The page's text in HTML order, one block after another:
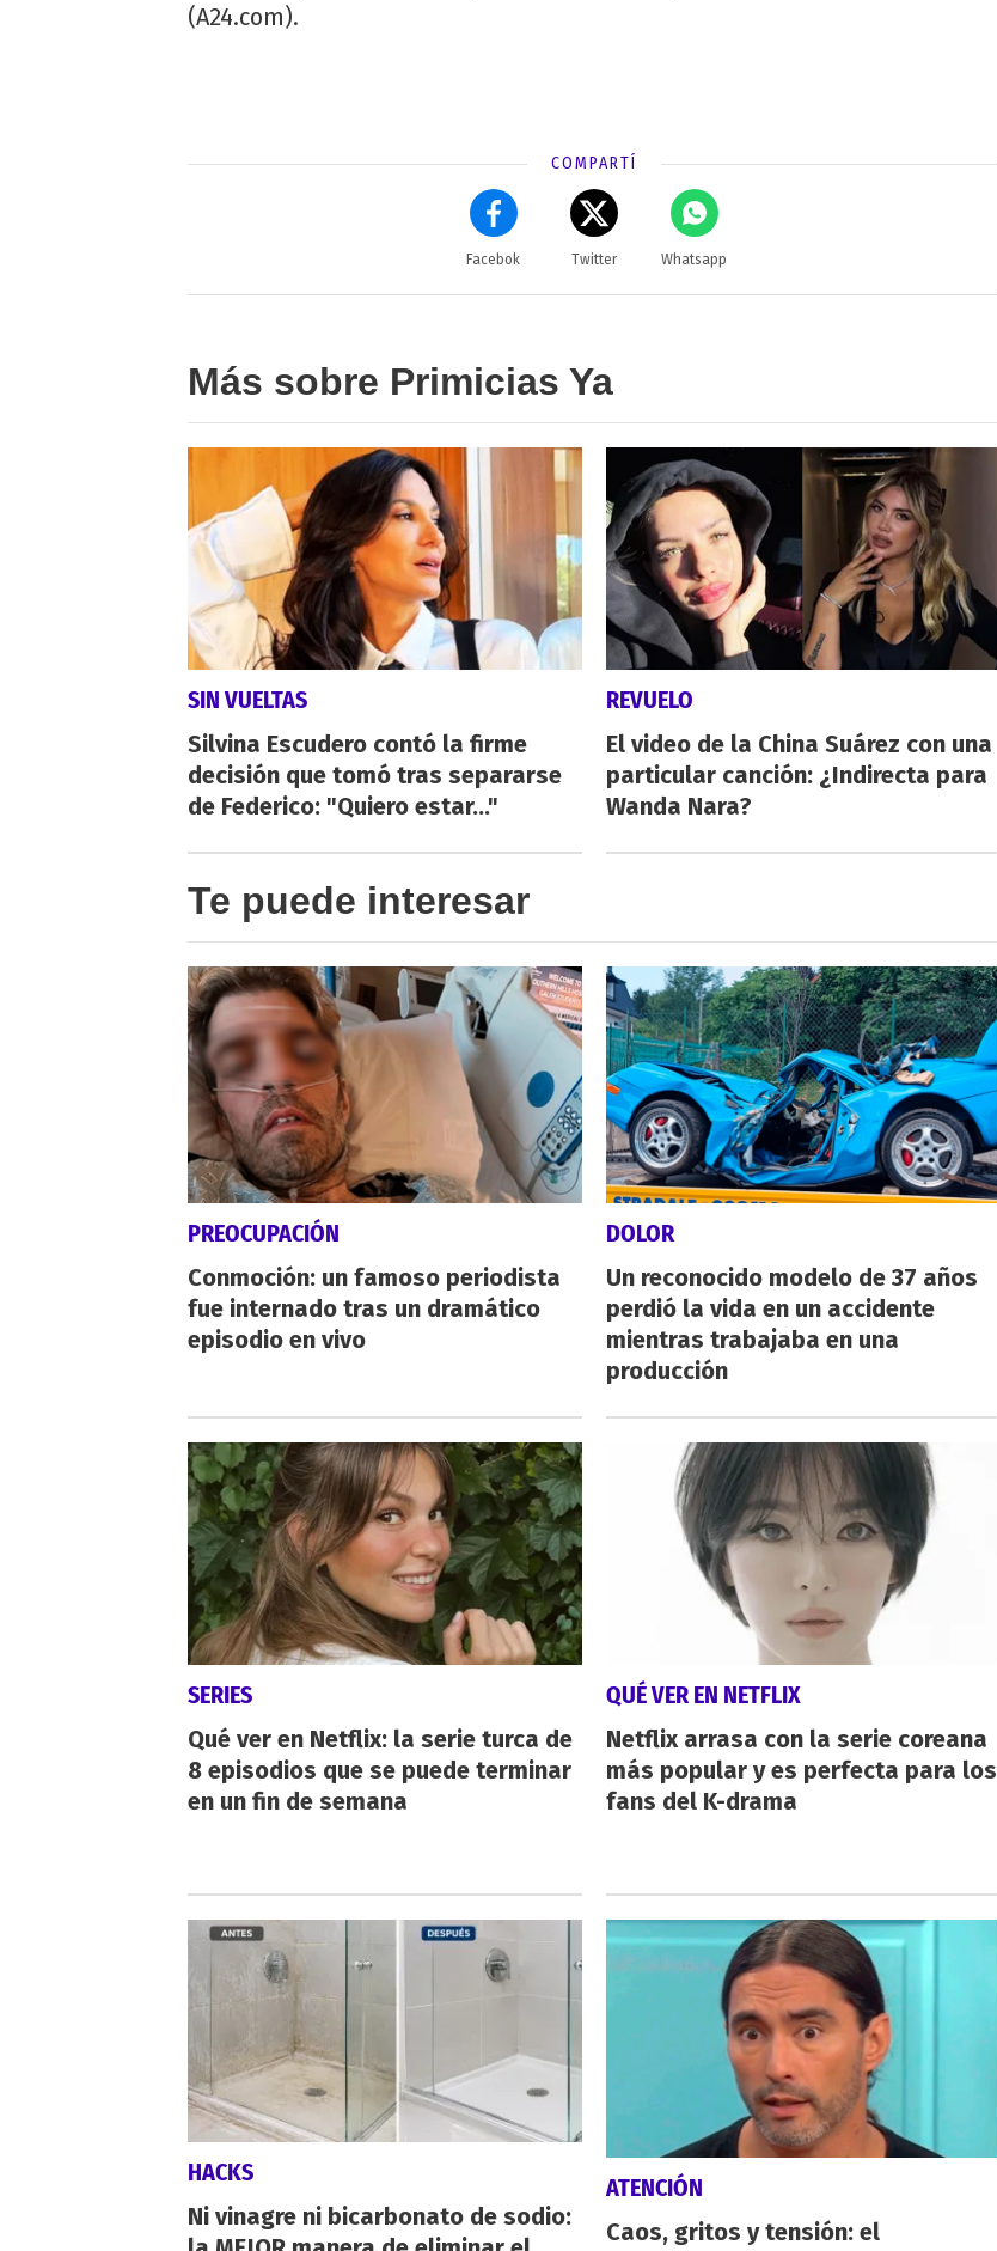
(A24.com).
COMPARTÍ
Facebok Twitter Whatsapp
Más sobre Primicias Ya
SIN VUELTAS
Silvina Escudero contó la firme
decisión que tomó tras separarse
de Federico: "Quiero estar..."
REVUELO
El video de la China Suárez con una
particular canción: ¿Indirecta para
Wanda Nara?
Te puede interesar
PREOCUPACIÓN
Conmoción: un famoso periodista
fue internado tras un dramático
episodio en vivo
DOLOR
Un reconocido modelo de 37 años
perdió la vida en un accidente
mientras trabajaba en una
producción
SERIES
Qué ver en Netflix: la serie turca de
8 episodios que se puede terminar
en un fin de semana
QUÉ VER EN NETFLIX
Netflix arrasa con la serie coreana
más popular y es perfecta para los
fans del K-drama
HACKS
Ni vinagre ni bicarbonato de sodio:
ATENCIÓN
Caos, gritos y tensión: el